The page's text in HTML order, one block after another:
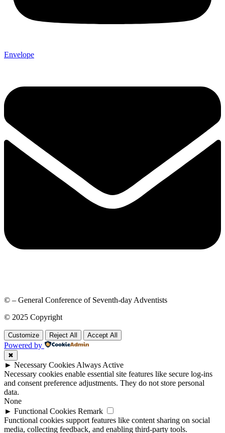
Envelope
© – General Conference of Seventh-day Adventists
© 2025 Copyright
Customize Reject All Accept All
Powered by
✖
► Necessary Cookies Always Active
Necessary cookies enable essential site features like secure log-ins
and consent preference adjustments. They do not store personal
data.
None
► Functional Cookies Remark
Functional cookies support features like content sharing on social
media, collecting feedback, and enabling third-party tools.